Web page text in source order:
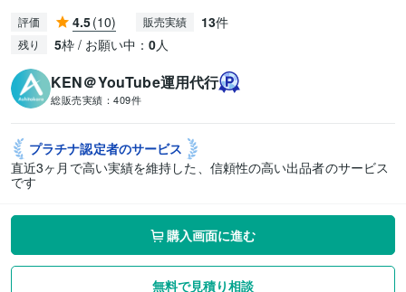
評価 4.5(10) 販売実績 13件
残り 5枠 / お願い中： 0人
KEN＠YouTube運用代行
総販売実績： 409件
プラチナ認定者のサービス
直近3ヶ月で高い実績を維持した、信頼性の高い出品者のサービス
です
購入画面に進む
無料で見積り相談